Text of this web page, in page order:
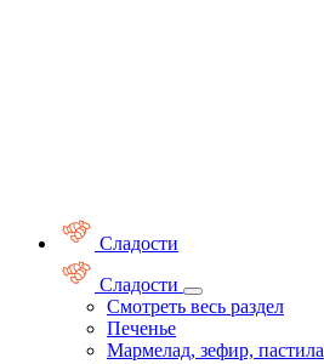
Сладости
Сладости
Смотреть весь раздел
Печенье
Мармелад, зефир, пастила